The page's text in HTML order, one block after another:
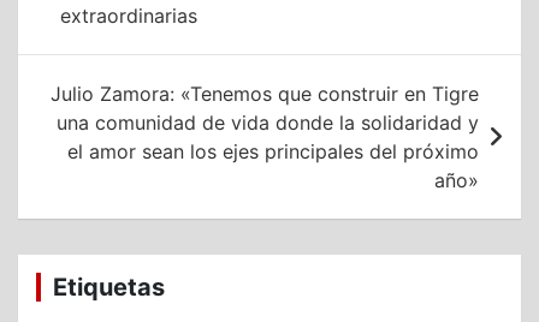
entradas
extraordinarias
Julio Zamora: «Tenemos que construir en Tigre
una comunidad de vida donde la solidaridad y
el amor sean los ejes principales del próximo
año»
Etiquetas